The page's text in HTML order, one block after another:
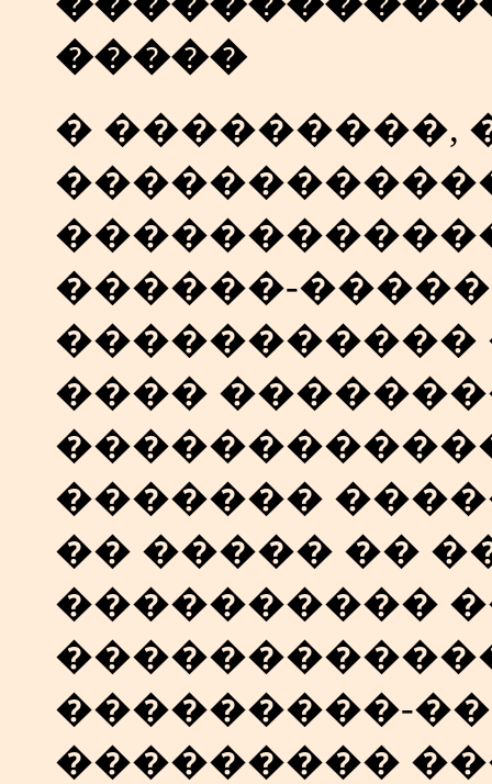
�����
� ���������,
������-
�����������
����
�������
�� ����� ��
����������
���������-
���������